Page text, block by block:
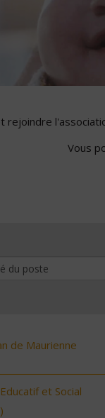
rejoindre
Vous
de Maurienne
et Social